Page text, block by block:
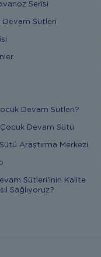
Serisi
Devam Sütleri
Devam Sütleri?
Çocuk Devam Sütü
Araştırma Merkezi
Sütleri'inin Kalite
Sağlıyoruz?